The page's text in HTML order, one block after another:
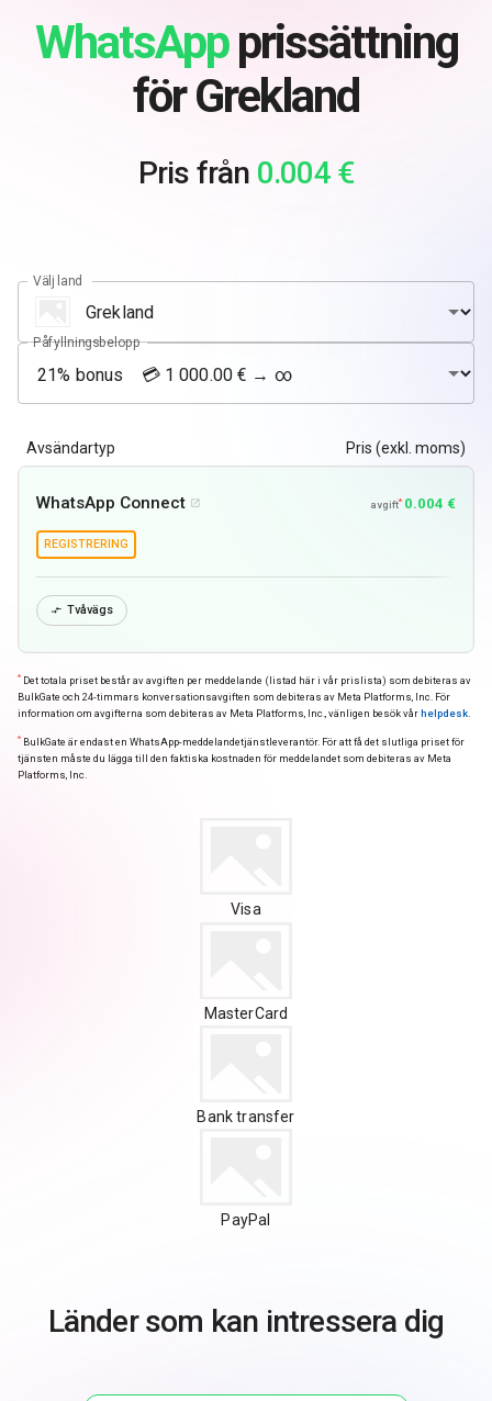
WhatsAppprissättning
för Grekland
Pris från 0.004 €
Välj land
Påfyllningsbelopp
Avsändartyp Pris (exkl. moms)
WhatsApp Connect  avgift* 0.004 €
REGISTRERING
 Tvåvägs
* Det totala priset består av avgiften per meddelande (listad här i vår prislista) som debiteras av
BulkGate och 24-timmars konversationsavgiften som debiteras av Meta Platforms, Inc. För
information om avgifterna som debiteras av Meta Platforms, Inc., vänligen besök vår helpdesk.
* BulkGate är endast en WhatsApp-meddelandetjänstleverantör. För att få det slutliga priset för
tjänsten måste du lägga till den faktiska kostnaden för meddelandet som debiteras av Meta
Platforms, Inc.
Visa
MasterCard
Bank transfer
PayPal
Länder som kan intressera dig